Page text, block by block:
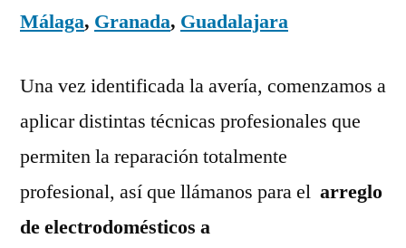
Málaga, Granada, Guadalajara
Una vez identificada la avería, comenzamos a
aplicar distintas técnicas profesionales que
permiten la reparación totalmente
profesional, así que llámanos para el arreglo
de electrodomésticos a